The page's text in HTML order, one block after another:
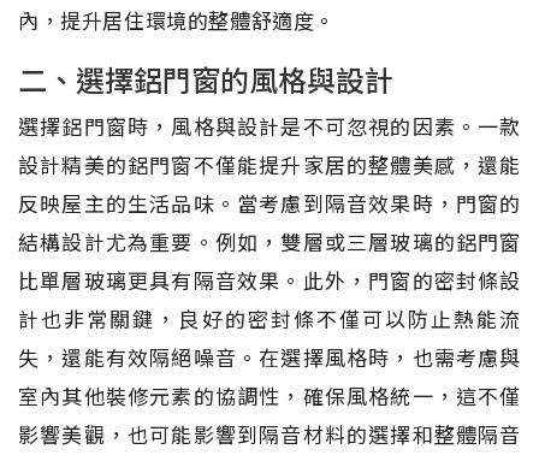
內，提升居住環境的整體舒適度。
二、選擇鋁門窗的風格與設計
選擇鋁門窗時，風格與設計是不可忽視的因素。一款
設計精美的鋁門窗不僅能提升家居的整體美感，還能
反映屋主的生活品味。當考慮到隔音效果時，門窗的
結構設計尤為重要。例如，雙層或三層玻璃的鋁門窗
比單層玻璃更具有隔音效果。此外，門窗的密封條設
計也非常關鍵，良好的密封條不僅可以防止熱能流
失，還能有效隔絕噪音。在選擇風格時，也需考慮與
室內其他裝修元素的協調性，確保風格統一，這不僅
影響美觀，也可能影響到隔音材料的選擇和整體隔音